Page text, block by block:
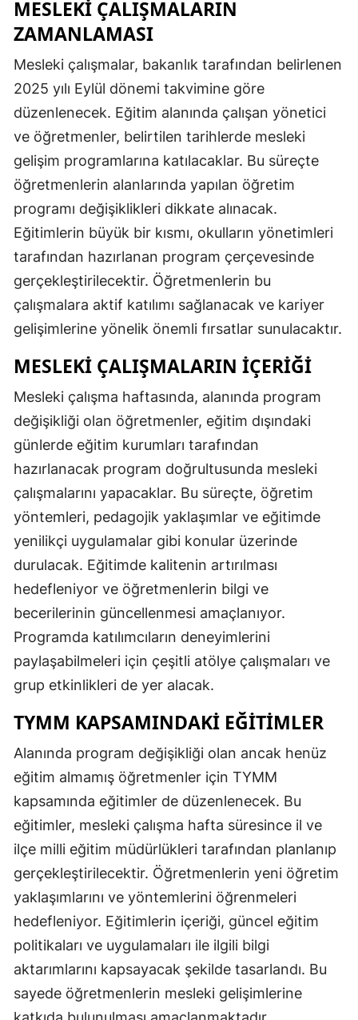
Karabük
Kilis
Osmaniye
Düzce
MESLEKI ÇALIŞMALARIN
ZAMANLAMASI
Mesleki çalışmalar, bakanlık tarafından belirlenen
2025 yılı Eylül dönemi takvimine göre
düzenlenecek. Eğitim alanında çalışan yönetici
ve öğretmenler, belirtilen tarihlerde mesleki
gelişim programlarına katılacaklar. Bu süreçte
öğretmenlerin alanlarında yapılan öğretim
programı değişiklikleri dikkate alınacak.
Eğitimlerin büyük bir kısmı, okulların yönetimleri
tarafından hazırlanan program çerçevesinde
gerçekleştirilecektir. Öğretmenlerin bu
çalışmalara aktif katılımı sağlanacak ve kariyer
gelişimlerine yönelik önemli fırsatlar sunulacaktır.
MESLEKI ÇALIŞMALARIN İÇERIĞI
Mesleki çalışma haftasında, alanında program
değişikliği olan öğretmenler, eğitim dışındaki
günlerde eğitim kurumları tarafından
hazırlanacak program doğrultusunda mesleki
çalışmalarını yapacaklar. Bu süreçte, öğretim
yöntemleri, pedagojik yaklaşımlar ve eğitimde
yenilikçi uygulamalar gibi konular üzerinde
durulacak. Eğitimde kalitenin artırılması
hedefleniyor ve öğretmenlerin bilgi ve
becerilerinin güncellenmesi amaçlanıyor.
Programda katılımcıların deneyimlerini
paylaşabilmeleri için çeşitli atölye çalışmaları ve
grup etkinlikleri de yer alacak.
TYMM KAPSAMINDAKI EĞITIMLER
Alanında program değişikliği olan ancak henüz
eğitim almamış öğretmenler için TYMM
kapsamında eğitimler de düzenlenecek. Bu
eğitimler, mesleki çalışma hafta süresince il ve
ilçe milli eğitim müdürlükleri tarafından planlanıp
gerçekleştirilecektir. Öğretmenlerin yeni öğretim
yaklaşımlarını ve yöntemlerini öğrenmeleri
hedefleniyor. Eğitimlerin içeriği, güncel eğitim
politikaları ve uygulamaları ile ilgili bilgi
aktarımlarını kapsayacak şekilde tasarlandı. Bu
sayede öğretmenlerin mesleki gelişimlerine